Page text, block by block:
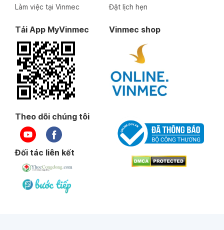
Làm việc tại Vinmec
Đặt lịch hẹn
Tải App MyVinmec Vinmec shop
Theo dõi chúng tôi
Đối tác liên kết